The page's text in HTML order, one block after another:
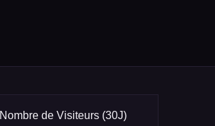
Nombre de Visiteurs (30J)